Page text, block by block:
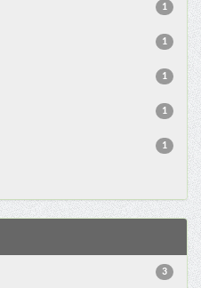
1
1
1
1
1
3